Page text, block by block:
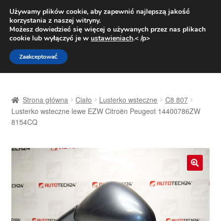
DOSTAWA od 31 zł
Pn.-pt. 9:00-16:00800 003 167
Przejdź
do
nawigacji
Przejdź
do
treści
Dostawa
Kontakt
Moje konto
Strona główna Ciało Lusterko wsteczne
C8 807
Lusterko wsteczne lewe EZW Citroën Peugeot 14400786ZW
8154CQ
Używamy plików cookie, aby zapewnić najlepszą jakość
korzystania z naszej witryny.
Możesz dowiedzieć się więcej o używanych przez nas plikach
cookie lub wyłączyć je w ustawieniach.< /p>
Zaakceptować